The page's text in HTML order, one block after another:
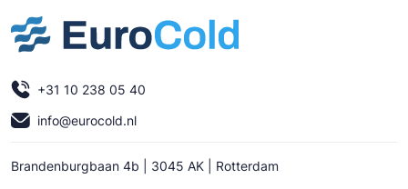
+31 10 238 05 40
info@eurocold.nl
Brandenburgbaan 4b | 3045 AK | Rotterdam